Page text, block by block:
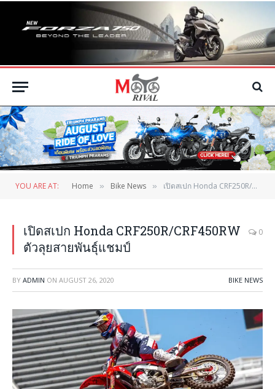
YOU ARE AT: Home » Bike News » เปิดสเปก Honda CRF250R/CRF450RW ตัวลุยสายพันธุ์แชมป์
เปิดสเปก Honda CRF250R/CRF450RW
ตัวลุยสายพันธุ์แชมป์
0
BY ADMIN ON AUGUST 26, 2020 BIKE NEWS